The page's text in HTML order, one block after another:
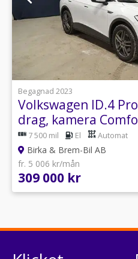
1
Begagnad 2023
Volkswagen ID.4
drag, kamera
7 500 mil El Automat
Birka & Brem-Bil AB
fr. 5 006 kr/mån
309 000 kr